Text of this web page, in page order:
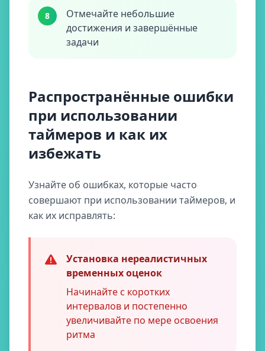
8
Отмечайте небольшие
достижения и завершённые
задачи
Распространённые ошибки
при использовании
таймеров и как их
избежать
Узнайте об ошибках, которые часто
совершают при использовании таймеров, и
как их исправлять:
Установка нереалистичных
временных оценок
Начинайте с коротких
интервалов и постепенно
увеличивайте по мере освоения
ритма